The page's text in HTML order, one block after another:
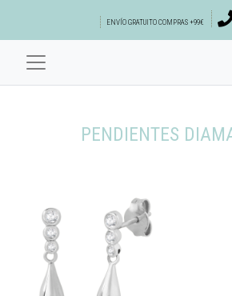
ENVÍO GRATUITO COMPRAS +99€
PENDIENTES